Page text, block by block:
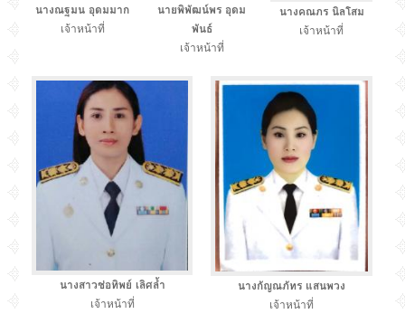
นางณฐมน อุดมมาก
เจ้าหน้าที่
นายพิพัฒน์พร อุดม
พันธ์
เจ้าหน้าที่
นางคณภร นิลโสม
เจ้าหน้าที่
นางสาวช่อทิพย์ เลิศล้ำ
เจ้าหน้าที่
นางกัญณภัทร แสนพวง
เจ้าหน้าที่